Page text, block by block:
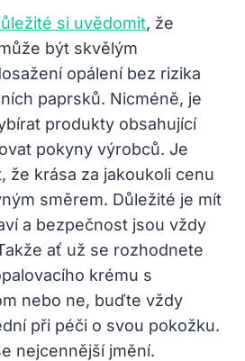
si uvědomit, že
být skvělým
opálení bez rizika
paprsků. Nicméně, je
produkty obsahující
pokyny výrobců. Je
že krása za jakoukoli cenu
směrem. Důležité je mít
a bezpečnost jsou vždy
ať už se rozhodnete
krému s
nebo ne, buďte vždy
při péči o svou pokožku.
nejcennější jmění.